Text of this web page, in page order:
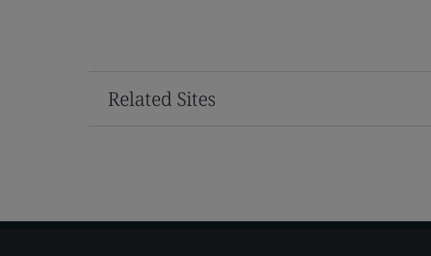
Related Sites